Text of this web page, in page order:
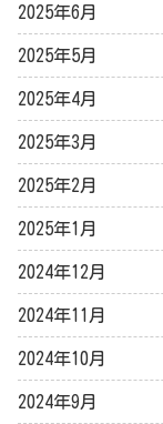
2025年6月
2025年5月
2025年4月
2025年3月
2025年2月
2025年1月
2024年12月
2024年11月
2024年10月
2024年9月